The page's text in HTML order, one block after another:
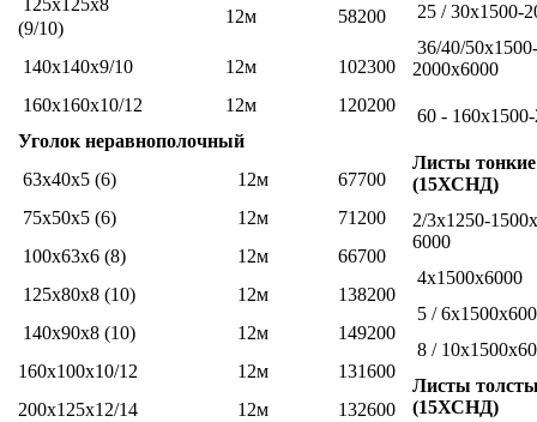
125x125x8
(9/10)
12м 58200
140x140x9/10 12м
102300
160x160x10/12
12м
120200
Уголок неравнополочный
63x40x5 (6)
12м
67700
75х50х5 (6)
12м
71200
100х63х6 (8)
12м
66700
125х80х8 (10)
12м
138200
140х90х8 (10)
12м
149200
160х100х10/12
12м
131600
200х125х12/14
12м
132600
25 / 30х1500-
36/40/50x1500-
2000x6000
60 -
Листы
(15ХСНД)
2/3х1250-
6000
4х1500х6000
5 /
8 /
Листы
(15ХСНД)